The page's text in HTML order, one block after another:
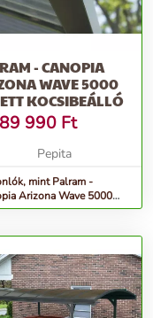
- CANOPIA
WAVE 5000
KOCSIBEÁLLÓ
990 Ft
Pepita
mint Palram -
Arizona Wave 5000
kocsibeálló